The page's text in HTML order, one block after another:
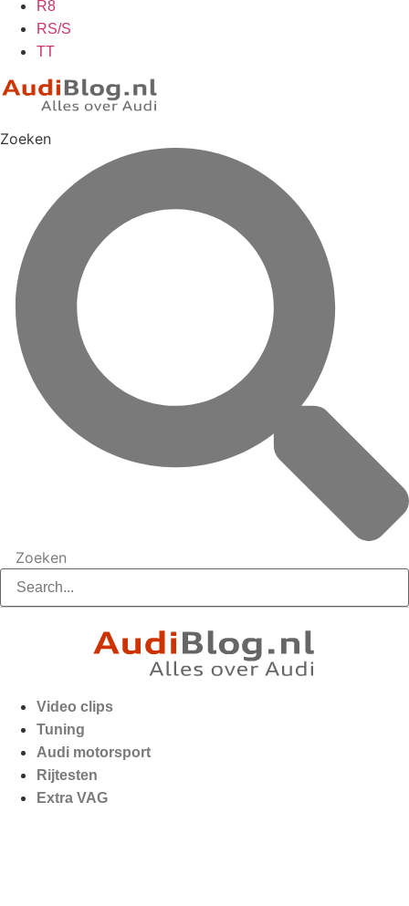
R8
RS/S
TT
Zoeken
Zoeken
Video clips
Tuning
Audi motorsport
Rijtesten
Extra VAG